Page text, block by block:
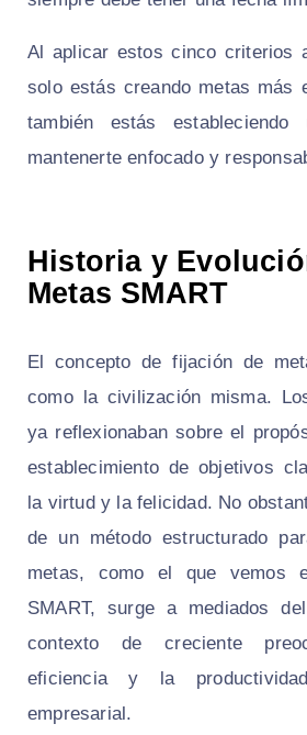
Al aplicar estos cinco criterios
solo estás creando metas más
también estás
mantenerte enfocado y
Historia y
Metas SMART
El concepto de fijación de
como la civilización misma.
ya reflexionaban sobre el
establecimiento de objetivos
la virtud y la felicidad. No
de un método estructurado
metas, como el que vemos
SMART, surge a mediados
contexto de creciente
eficiencia y la
empresarial.